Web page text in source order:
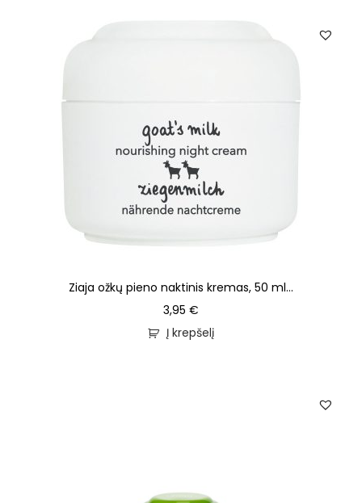
Ziaja ožkų pieno naktinis kremas, 50 ml...
3,95 €
Į krepšelį